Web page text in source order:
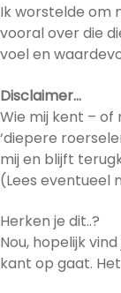
Ik worstelde om
vooral over die
voel en
Disclaimer…
Wie mij kent –
‘diepere
mij en blijft
(Lees eventueel
Herken je dit..?
Nou, hopelijk
kant op gaat.